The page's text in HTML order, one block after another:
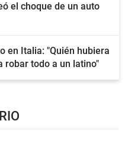
el choque de un auto
en Italia: "Quién hubiera
robar todo a un latino"